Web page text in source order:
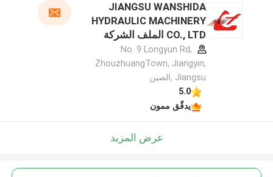
JIANGSU WANSHIDA
HYDRAULIC MACHINERY
CO., LTD الملف الشركة
المصنعة
No. 9 Longyun Rd,
ZhouzhuangTown, Jiangyin,
Jiangsu ,الصين
5.0
يدقّق ممون
عرض المزيد